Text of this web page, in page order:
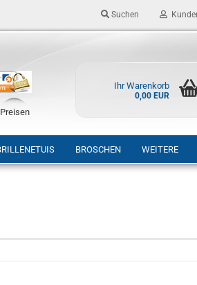
Suchen
Ihr Warenkorb
0,00 EUR
BROSCHEN WEITERE